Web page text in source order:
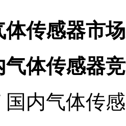
传感器市
体传感器
气体传感